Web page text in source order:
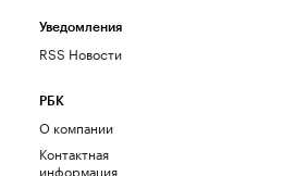
Уведомления
RSS Новости
РБК
О компании
Контактная
информация